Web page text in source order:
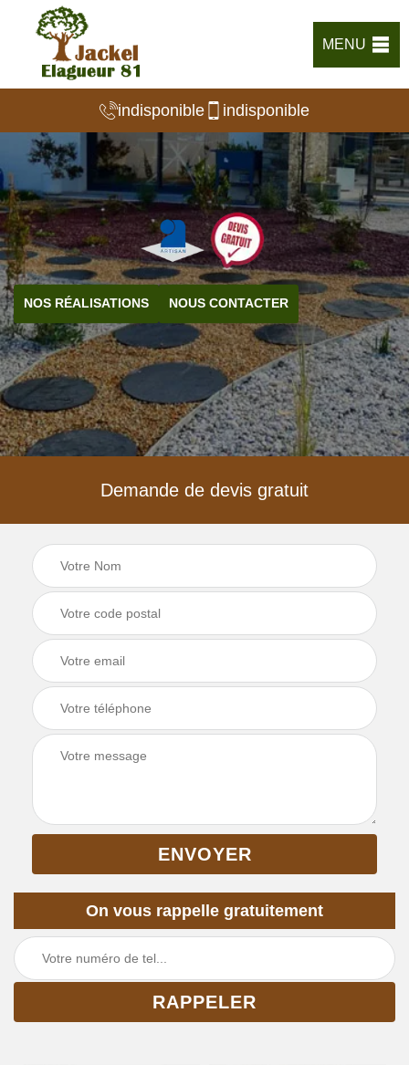
MENU
indisponible indisponible
NOS RÉALISATIONS NOUS CONTACTER
Demande de devis gratuit
On vous rappelle gratuitement